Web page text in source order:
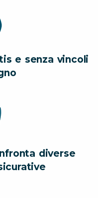
e senza vincoli
diverse